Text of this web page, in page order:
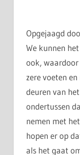
Opgejaagd
We kunnen
ook,
zere voeten
deuren van
ondertussen
nemen met
hopen er op
als het gaat